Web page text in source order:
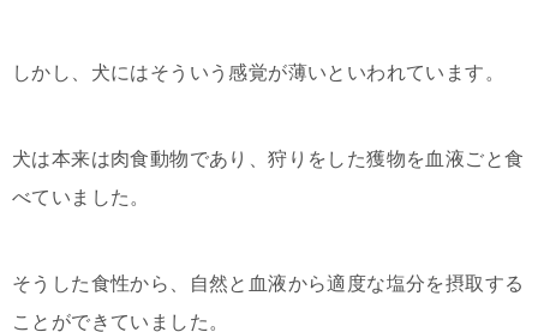
しかし、犬にはそういう感覚が薄いといわれています。
犬は本来は肉食動物であり、狩りをした獲物を血液ごと食
べていました。
そうした食性から、自然と血液から適度な塩分を摂取する
ことができていました。